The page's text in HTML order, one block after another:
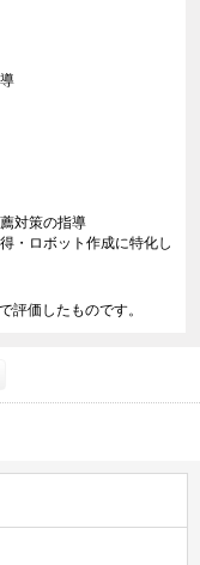
対策の指導
・ロボット作成に特化し
評価したものです。